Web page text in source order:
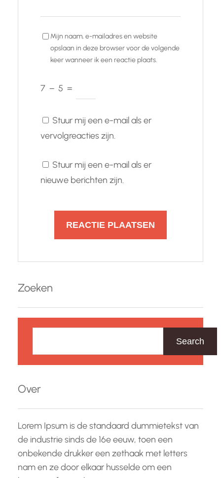
Mijn naam, e-mailadres en website
opslaan in deze browser voor de volgende
keer wanneer ik een reactie plaats.
7 − 5 =
Stuur mij een e-mail als er
vervolgreacties zijn.
Stuur mij een e-mail als er
nieuwe berichten zijn.
Zoeken
k
n
Search
Over
Lorem Ipsum is de standaard dummietekst van
de industrie sinds de 16e eeuw, toen een
onbekende drukker een zethaak met letters
nam en ze door elkaar husselde om een